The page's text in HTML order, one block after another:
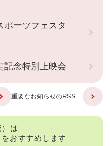
ポーツフェスタ
記念特別上映会
重要なお知らせのRSS
は
おすすめします